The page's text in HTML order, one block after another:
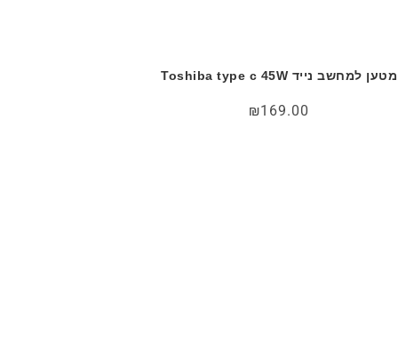
מטען למחשב נייד Toshiba type c 45W
₪169.00